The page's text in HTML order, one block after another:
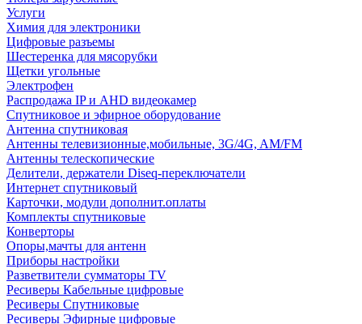
Услуги
Химия для электроники
Цифровые разъемы
Шестеренка для мясорубки
Щетки угольные
Электрофен
Распродажа IP и AHD видеокамер
Спутниковое и эфирное оборудование
Антенна спутниковая
Антенны телевизионные,мобильные, 3G/4G, AM/FM
Антенны телескопические
Делители, держатели Diseq-переключатели
Интернет спутниковый
Карточки, модули дополнит.оплаты
Комплекты спутниковые
Конверторы
Опоры,мачты для антенн
Приборы настройки
Разветвители сумматоры TV
Ресиверы Кабельные цифровые
Ресиверы Спутниковые
Ресиверы Эфирные цифровые